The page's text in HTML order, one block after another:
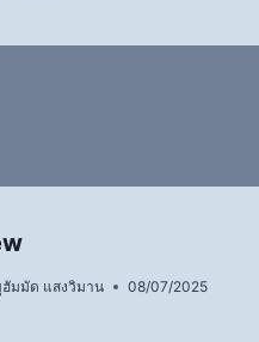
มมัด แสงวิมาน 08/07/2025